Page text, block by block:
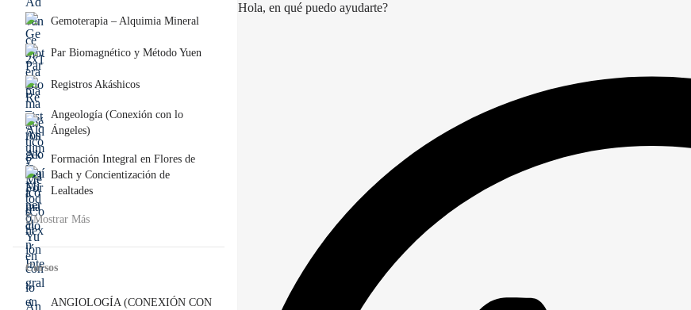
Gemoterapia – Alquimia Mineral
Par Biomagnético y Método Yuen
Registros Akáshicos
Angeología (Conexión con lo
Ángeles)
Formación Integral en Flores de
Bach y Concientización de
Lealtades
Mostrar Más
Cursos
ANGIOLOGÍA (CONEXIÓN CON
Hola, en qué puedo ayudarte?